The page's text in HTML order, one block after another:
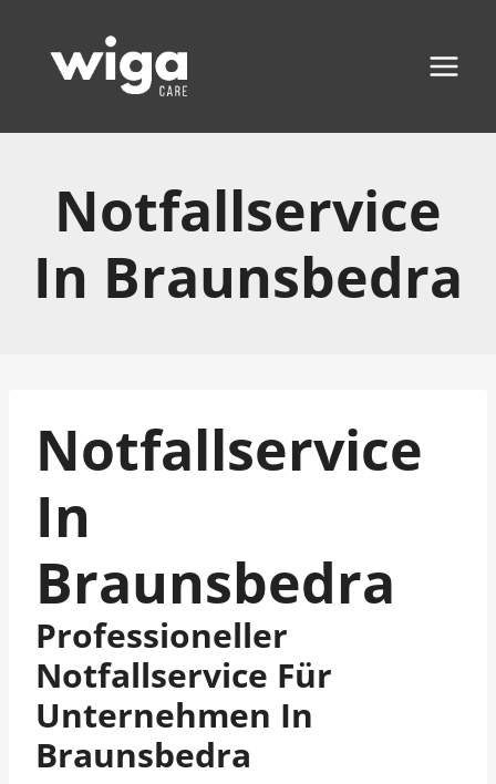
Inhalt
springen
Notfallservice
In Braunsbedra
Notfallservice
In
Braunsbedra
Professioneller
Notfallservice Für
Unternehmen In
Braunsbedra